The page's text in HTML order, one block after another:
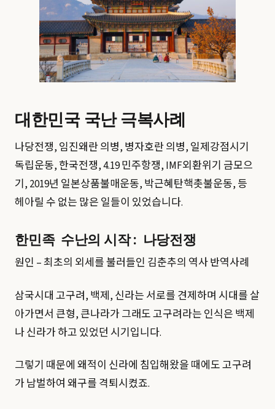
대한민국 국난 극복사례
나당전쟁, 임진왜란 의병, 병자호란 의병, 일제강점시기
독립운동, 한국전쟁, 4.19 민주항쟁, IMF외환위기 금모으
기, 2019년 일본상품불매운동, 박근혜탄핵촛불운동, 등
헤아릴 수 없는 많은 일들이 있었습니다.
한민족 수난의 시작 : 나당전쟁
원인 – 최초의 외세를 불러들인 김춘추의 역사 반역사례
삼국시대 고구려, 백제, 신라는 서로를 견제하며 시대를 살
아가면서 큰형, 큰나라가 그래도 고구려라는 인식은 백제
나 신라가 하고 있었던 시기입니다.
그렇기 때문에 왜적이 신라에 침입해왔을 때에도 고구려
가 남벌하여 왜구를 격퇴시켰죠.